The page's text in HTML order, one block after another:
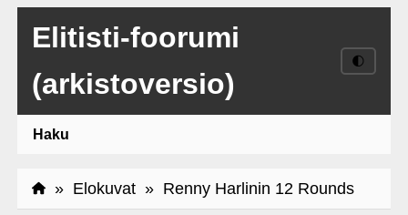
Elitisti-foorumi
(arkistoversio)
🌓
Haku
» Elokuvat» Renny Harlinin 12 Rounds